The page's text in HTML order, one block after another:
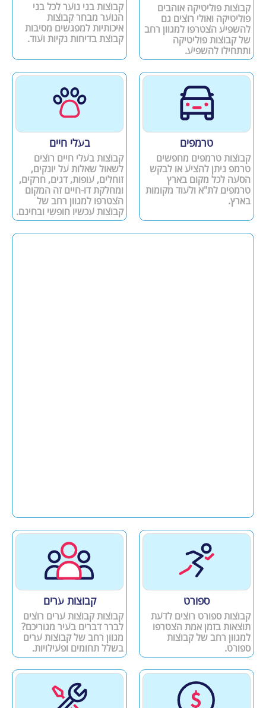
קבוצות פוליטיקה אוהבים
פוליטיקה ואולי רוצים גם
להשפיע הצטרפו למגוון רחב
של קבוצות פוליטיקה
ותתחילו להשפיע.
קבוצות בני נוער לכל בני
הנוער מבחר קבוצות
איכותיות למפגשים מסיבות
קבוצת בדיחות נקיות ועוד.
טרמפים
קבוצות טרמפים מחפשים
טרמפ ניתן להציע או לבקש
הסעה לכל מקום בארץ
טרמפים לת"א ולעוד מקומות
בארץ.
בעלי חיים
קבוצות בעלי חיים רוצים
לשאול שאלות על יונקים,
זוחלים, עופות, דגים, חרקים,
ומחלקת דו-חיים זה המקום
הצטרפו למגוון רחב של
קבוצות עכשיו חופשי ובחינם.
ספורט
קבוצות ספורט רוצים לדעת
תוצאות בזמן אמת הצטרפו
למגוון רחב של קבוצות
ספורט.
קבוצות ערים
קבוצות קבוצות ערים רוצים
לברר דברים בעיר מגוריכם?
מגוון רחב של קבוצות ערים
בשלל תחומים ופעילויות.